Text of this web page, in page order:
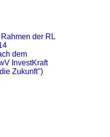
der RL
dem
InvestKraft
Zukunft")